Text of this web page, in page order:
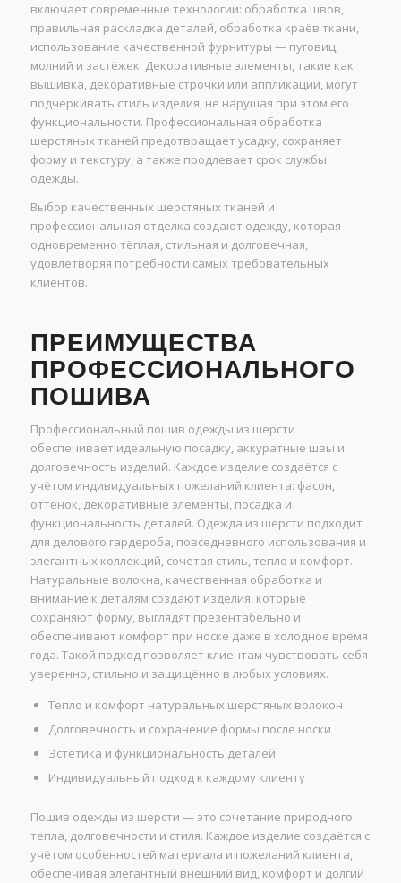
включает современные технологии: обработка швов,
правильная раскладка деталей, обработка краёв ткани,
использование качественной фурнитуры — пуговиц,
молний и застёжек. Декоративные элементы, такие как
вышивка, декоративные строчки или аппликации, могут
подчеркивать стиль изделия, не нарушая при этом его
функциональности. Профессиональная обработка
шерстяных тканей предотвращает усадку, сохраняет
форму и текстуру, а также продлевает срок службы
одежды.
Выбор качественных шерстяных тканей и
профессиональная отделка создают одежду, которая
одновременно тёплая, стильная и долговечная,
удовлетворяя потребности самых требовательных
клиентов.
ПРЕИМУЩЕСТВА
ПРОФЕССИОНАЛЬНОГО
ПОШИВА
Профессиональный пошив одежды из шерсти
обеспечивает идеальную посадку, аккуратные швы и
долговечность изделий. Каждое изделие создаётся с
учётом индивидуальных пожеланий клиента: фасон,
оттенок, декоративные элементы, посадка и
функциональность деталей. Одежда из шерсти подходит
для делового гардероба, повседневного использования и
элегантных коллекций, сочетая стиль, тепло и комфорт.
Натуральные волокна, качественная обработка и
внимание к деталям создают изделия, которые
сохраняют форму, выглядят презентабельно и
обеспечивают комфорт при носке даже в холодное время
года. Такой подход позволяет клиентам чувствовать себя
уверенно, стильно и защищённо в любых условиях.
Тепло и комфорт натуральных шерстяных волокон
Долговечность и сохранение формы после носки
Эстетика и функциональность деталей
Индивидуальный подход к каждому клиенту
Пошив одежды из шерсти — это сочетание природного
тепла, долговечности и стиля. Каждое изделие создаётся с
учётом особенностей материала и пожеланий клиента,
обеспечивая элегантный внешний вид, комфорт и долгий